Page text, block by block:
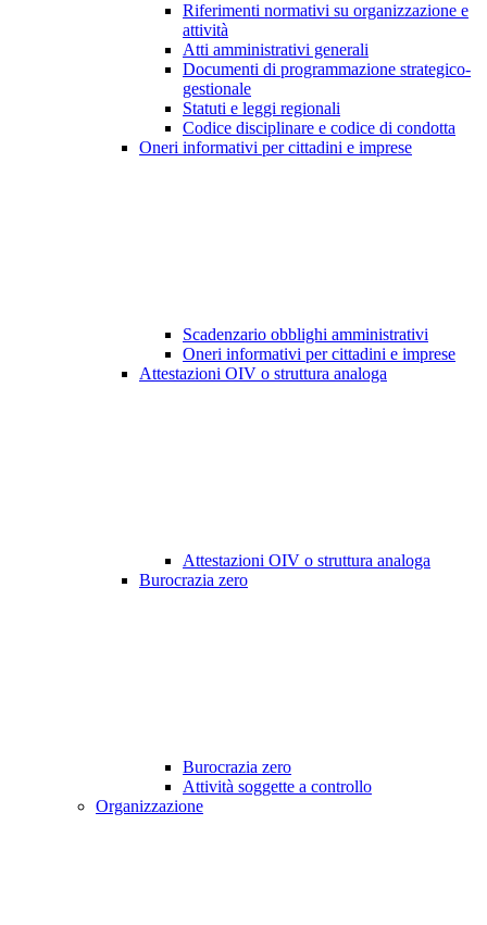
Riferimenti normativi su organizzazione e
attività
Atti amministrativi generali
Documenti di programmazione strategico-
gestionale
Statuti e leggi regionali
Codice disciplinare e codice di condotta
Oneri informativi per cittadini e imprese
Scadenzario obblighi amministrativi
Oneri informativi per cittadini e imprese
Attestazioni OIV o struttura analoga
Attestazioni OIV o struttura analoga
Burocrazia zero
Burocrazia zero
Attività soggette a controllo
Organizzazione